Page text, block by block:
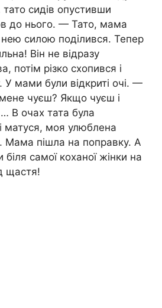
сидів опустивши
до нього. — Тато, мама
силою поділився. Тепер
Він не відразу
потім різко схопився і
У мами були відкриті очі. —
чуєш? Якщо чуєш і
В очах тата була
матуся, моя улюблена
Мама пішла на поправку. А
самої коханої жінки на
щастя!